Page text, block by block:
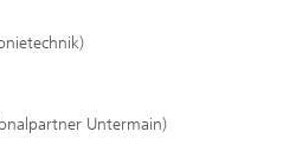
Untermain)